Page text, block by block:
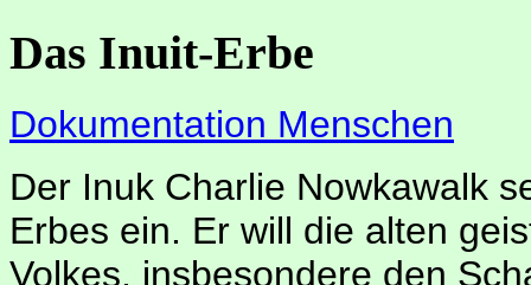
Das Inuit-Erbe
Dokumentation Menschen
Der Inuk Charlie Nowkawalk
Erbes ein. Er will die alten
Volkes, insbesondere den